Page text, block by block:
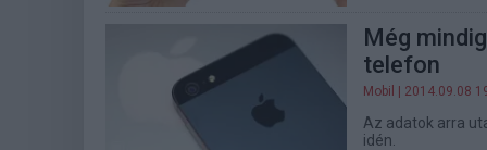
Még
telefon
Mobil | 2014.09.08
Az adatok arra
idén.